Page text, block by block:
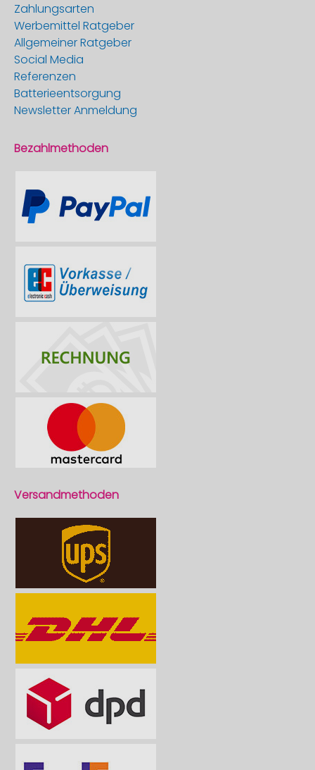
Zahlungsarten
Werbemittel Ratgeber
Allgemeiner Ratgeber
Social Media
Referenzen
Batterieentsorgung
Newsletter Anmeldung
Bezahlmethoden
Versandmethoden